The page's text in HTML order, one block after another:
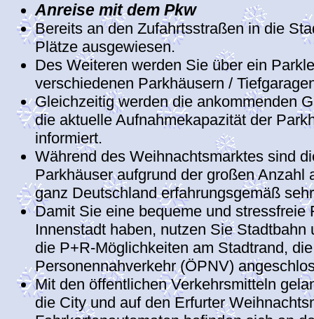
Anreise mit dem Pkw
Bereits an den Zufahrtsstraßen in die
Plätze ausgewiesen.
Des Weiteren werden Sie über ein
verschiedenen Parkhäusern /
Gleichzeitig werden die ankommenden
die aktuelle Aufnahmekapazität der
informiert.
Während des Weihnachtsmarktes sind
Parkhäuser aufgrund der großen Anzahl
ganz Deutschland erfahrungsgemäß
Damit Sie eine bequeme und stressfreie
Innenstadt haben, nutzen Sie Stadtbahn
die P+R-Möglichkeiten am Stadtrand,
Personennahverkehr (ÖPNV)
Mit den öffentlichen Verkehrsmitteln
die City und auf den Erfurter